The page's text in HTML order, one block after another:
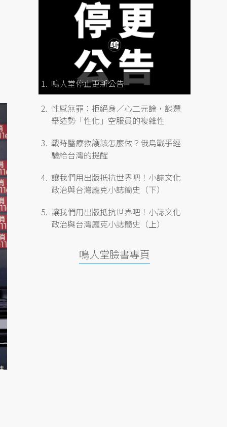
鳴人堂停止更新公告
性感無罪：拒絕身／心二元論，談選
舉造勢「性化」空服員的複雜性
戰時醫療救護該怎麼做？俄烏戰爭經
驗給台灣的提醒
讓我們用出版抵抗世界吧！小誌文化
政治與台灣龐克小誌簡史（下）
讓我們用出版抵抗世界吧！小誌文化
政治與台灣龐克小誌簡史（上）
鳴人堂臉書專頁